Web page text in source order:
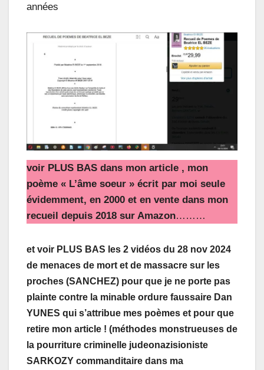
années
voir PLUS BAS dans mon article , mon
poème « L’âme soeur » écrit par moi seule
évidemment, en 2000 et en vente dans mon
recueil depuis 2018 sur Amazon………
et voir PLUS BAS les 2 vidéos du 28 nov 2024
de menaces de mort et de massacre sur les
proches (SANCHEZ) pour que je ne porte pas
plainte contre la minable ordure faussaire Dan
YUNES qui s’attribue mes poèmes et pour que
retire mon article ! (méthodes monstrueuses de
la pourriture criminelle judeonazisioniste
SARKOZY commanditaire dans ma